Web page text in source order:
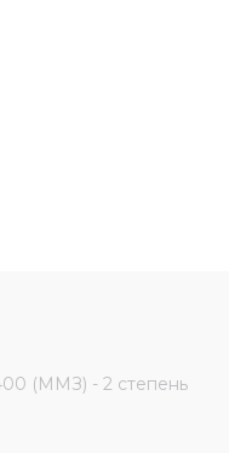
(ММЗ) - 2 степень